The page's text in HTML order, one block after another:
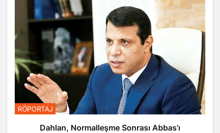
RÖPORTAJ
Dahlan, Normalleşme Sonrası Abbas’ı